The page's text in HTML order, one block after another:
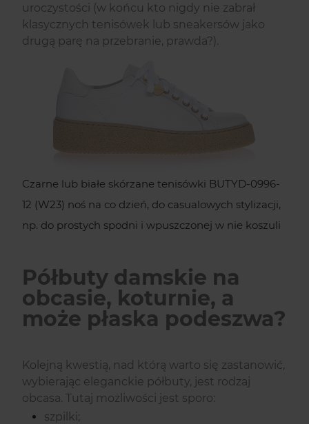
uroczystości (w końcu kto nigdy nie zabrał
klasycznych tenisówek lub sneakersów jako
drugą parę na przebranie, prawda?).
Czarne lub białe skórzane tenisówki BUTYD-0996-
12 (W23) noś na co dzień, do casualowych stylizacji,
np. do prostych spodni i wpuszczonej w nie koszuli
Półbuty damskie na
obcasie, koturnie, a
może płaska podeszwa?
Kolejną kwestią, nad którą warto się zastanowić,
wybierając eleganckie półbuty, jest rodzaj
obcasa. Tutaj możliwości jest sporo:
szpilki;